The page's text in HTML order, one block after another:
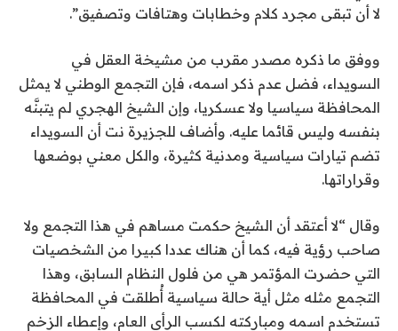
لا أن تبقى مجرد كلام وخطابات وهتافات وتصفيق”.
ووفق ما ذكره مصدر مقرب من مشيخة العقل في
السويداء، فضل عدم ذكر اسمه، فإن التجمع الوطني لا يمثل
المحافظة سياسيا ولا عسكريا، وإن الشيخ الهجري لم يتبنَّه
بنفسه وليس قائما عليه. وأضاف للجزيرة نت أن السويداء
تضم تيارات سياسية ومدنية كثيرة، والكل معني بوضعها
وقراراتها.
وقال “لا أعتقد أن الشيخ حكمت مساهم في هذا التجمع ولا
صاحب رؤية فيه، كما أن هناك عددا كبيرا من الشخصيات
التي حضرت المؤتمر هي من فلول النظام السابق، وهذا
التجمع مثله مثل أية حالة سياسية أُطلقت في المحافظة
تستخدم اسمه ومباركته لكسب الرأي العام، وإعطاء الزخم